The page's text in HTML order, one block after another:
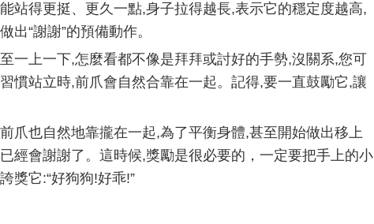
站得更挺、更久一點,身子拉得越長,表示它的穩定度越高,
出“謝謝”的預備動作。
一上一下,怎麼看都不像是拜拜或討好的手勢,沒關系,您可
慣站立時,前爪會自然合靠在一起。記得,要一直鼓勵它,讓
爪也自然地靠攏在一起,為了平衡身體,甚至開始做出移上
經會謝謝了。這時候,獎勵是很必要的，一定要把手上的小
獎它:“好狗狗!好乖!”